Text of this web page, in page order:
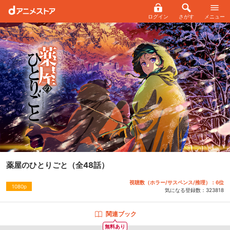
ログイン さがす メニュー
薬屋のひとりごと （全48話）
1080p
視聴数（ホラー/サスペンス/推理）：6位
気になる登録数： 323818
無料あり
関連ブック